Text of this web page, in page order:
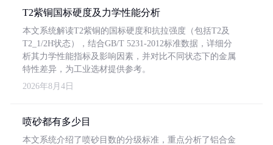
T2紫铜国标硬度及力学性能分析
本文系统解读T2紫铜的国标硬度和抗拉强度（包括T2及
T2_1/2H状态），结合GB/T 5231-2012标准数据，详细分
析其力学性能指标及影响因素，并对比不同状态下的金属
特性差异，为工业选材提供参考。
2026年8月4日
喷砂都有多少目
本文系统介绍了喷砂目数的分级标准，重点分析了铝合金